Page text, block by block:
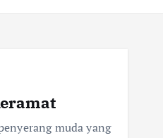
muda yang